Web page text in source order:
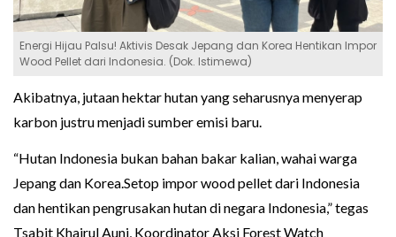
Energi Hijau Palsu! Aktivis Desak Jepang dan Korea Hentikan Impor
Wood Pellet dari Indonesia. (Dok. Istimewa)
Akibatnya, jutaan hektar hutan yang seharusnya menyerap
karbon justru menjadi sumber emisi baru.
“Hutan Indonesia bukan bahan bakar kalian, wahai warga
Jepang dan Korea.Setop impor wood pellet dari Indonesia
dan hentikan pengrusakan hutan di negara Indonesia,” tegas
Tsabit Khairul Auni, Koordinator Aksi Forest Watch